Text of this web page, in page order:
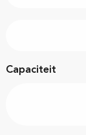
Capaciteit